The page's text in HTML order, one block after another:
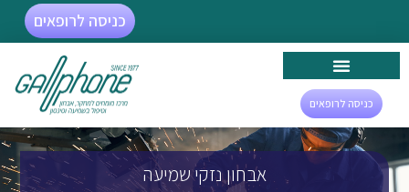
כניסה לרופאים
כניסה לרופאים
אבחון נזקי שמיעה